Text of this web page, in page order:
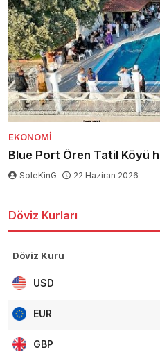
EKONOMI
Blue Port Ören Tatil Köyü
SoleKinG 22 Haziran 2026
Döviz Kurları
Döviz Kuru
USD
EUR
GBP